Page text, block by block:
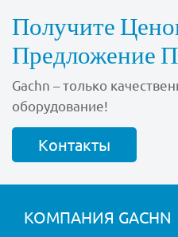
Получите
Предложение
Gachn – только
оборудование!
Контакты
КОМПАНИЯ GACHN